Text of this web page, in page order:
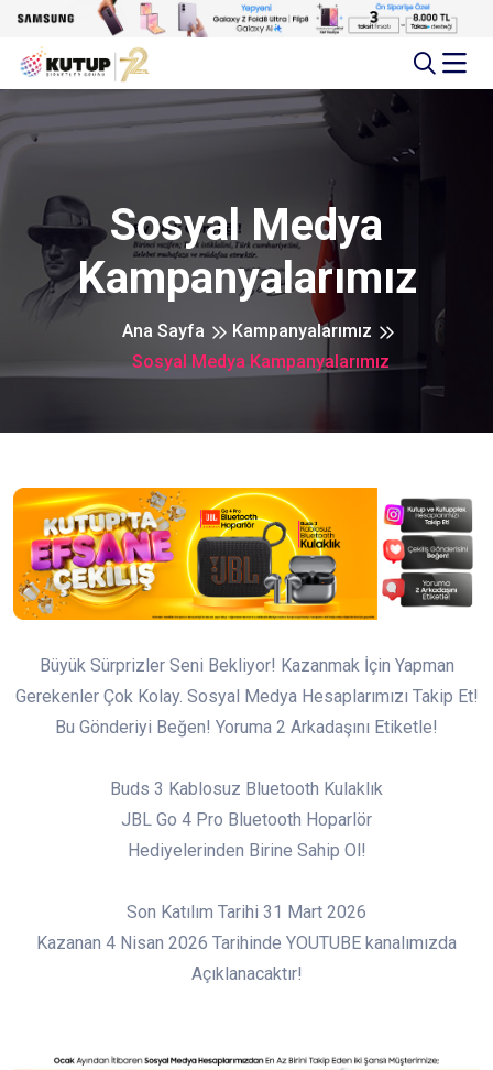
Sosyal Medya
Kampanyalarımız
Ana Sayfa
Kampanyalarımız
Sosyal Medya Kampanyalarımız
Büyük Sürprizler Seni Bekliyor! Kazanmak İçin Yapman
Gerekenler Çok Kolay. Sosyal Medya Hesaplarımızı Takip Et!
Bu Gönderiyi Beğen! Yoruma 2 Arkadaşını Etiketle!
Buds 3 Kablosuz Bluetooth Kulaklık
JBL Go 4 Pro Bluetooth Hoparlör
Hediyelerinden Birine Sahip Ol!
Son Katılım Tarihi 31 Mart 2026
Kazanan 4 Nisan 2026 Tarihinde YOUTUBE kanalımızda
Açıklanacaktır!